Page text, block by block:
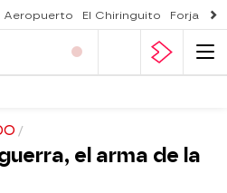
Aeropuerto El Chiringuito Forjado
el arma de la